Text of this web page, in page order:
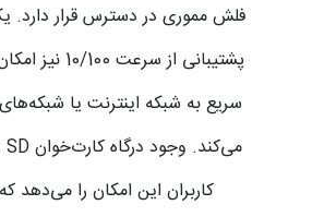
فلش مموری در دسترس قرار دارد.
پشتیبانی از
سریع به شبکه اینترنت یا
کاربران این امکان را می‌دهد